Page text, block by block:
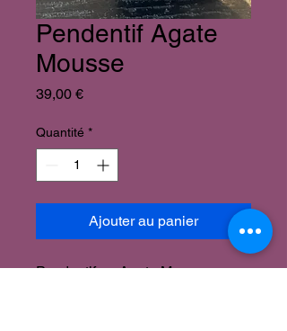
Pendentif Agate
Mousse
39,00 €Prix
Quantité *
Ajouter au panier
Pendentif en Agate Mousse,